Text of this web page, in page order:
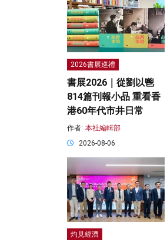
2026書展巡禮
書展2026｜從劉以鬯
814篇刊報小品 重看香
港60年代市井日常
作者: 本社編輯部
2026-08-06
灼見經濟